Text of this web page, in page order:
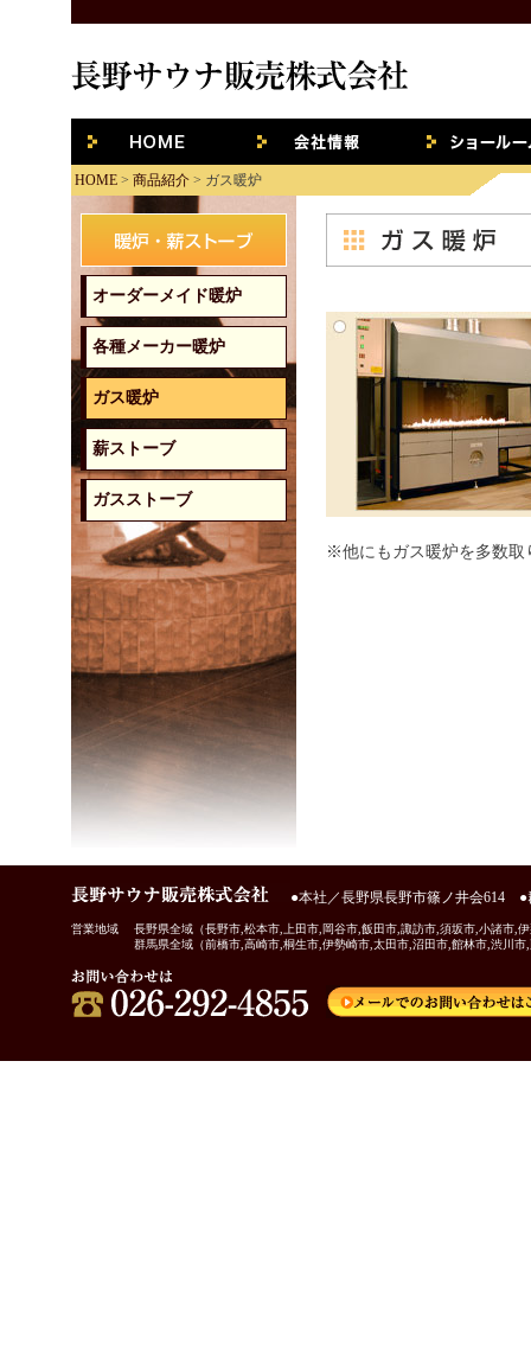
HOME ショール
HOME > 商品紹介 > ガス暖炉
オーダーメイド暖炉
各種メーカー暖炉
ガス暖炉
薪ストーブ
ガスストーブ
※他にもガス暖炉を多数取
●本社／長野県長野市篠ノ井会614 ●
営業地域
長野県全域（長野市,松本市,上田市,岡谷市,飯田市,諏訪市,須坂市,小諸市,
群馬県全域（前橋市,高崎市,桐生市,伊勢崎市,太田市,沼田市,館林市,渋川